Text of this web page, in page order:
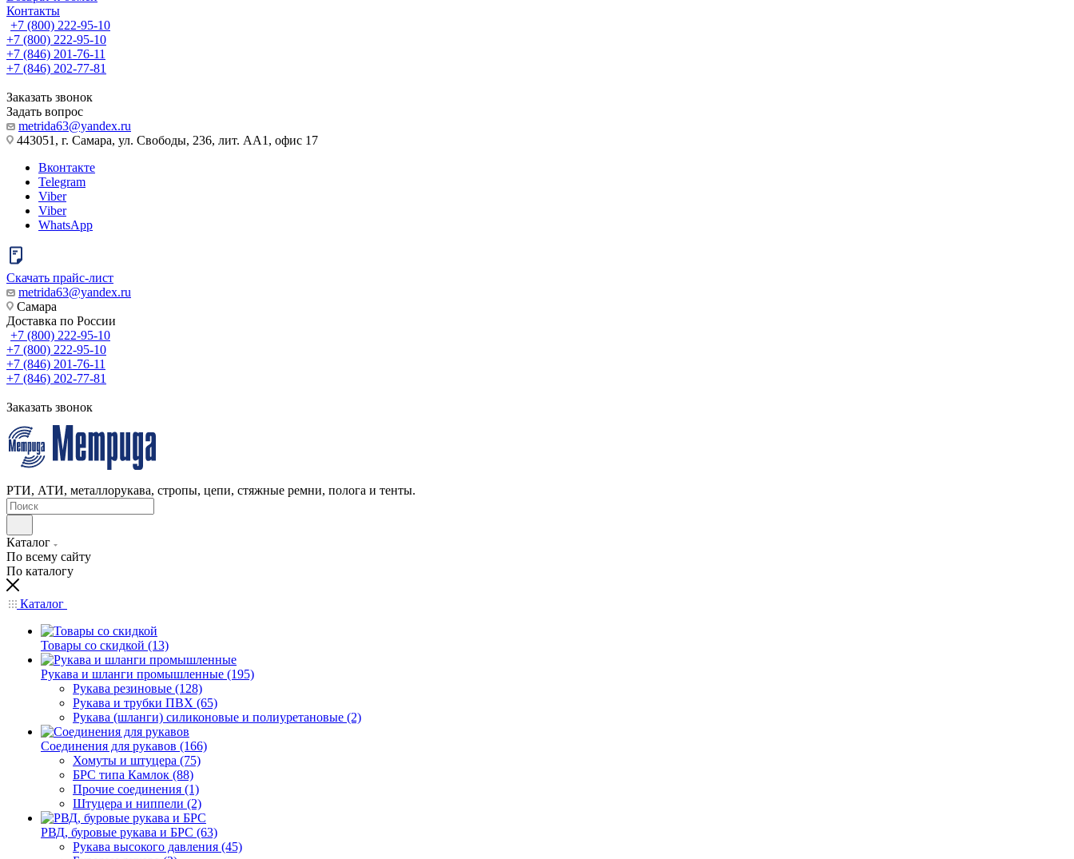
Контакты
+7 (800) 222-95-10
+7 (800) 222-95-10
+7 (846) 201-76-11
+7 (846) 202-77-81
Заказать звонок
Задать вопрос
metrida63@yandex.ru
443051, г. Самара, ул. Свободы, 236, лит. АА1, офис 17
Вконтакте
Telegram
Viber
Viber
WhatsApp
Скачать прайс-лист
metrida63@yandex.ru
Самара
Доставка по России
+7 (800) 222-95-10
+7 (800) 222-95-10
+7 (846) 201-76-11
+7 (846) 202-77-81
Заказать звонок
РТИ, АТИ, металлорукава, стропы, цепи, стяжные ремни, полога и тенты.
Каталог
По всему сайту
По каталогу
Каталог
Товары со скидкой (13)
Рукава и шланги промышленные (195)
Рукава резиновые (128)
Рукава и трубки ПВХ (65)
Рукава (шланги) силиконовые и полиуретановые (2)
Соединения для рукавов (166)
Хомуты и штуцера (75)
БРС типа Камлок (88)
Прочие соединения (1)
Штуцера и ниппели (2)
РВД, буровые рукава и БРС (63)
Рукава высокого давления (45)